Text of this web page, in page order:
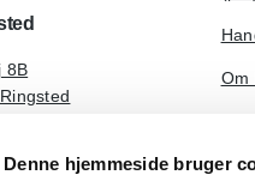
Denne hjemmeside bruger
8B
Om